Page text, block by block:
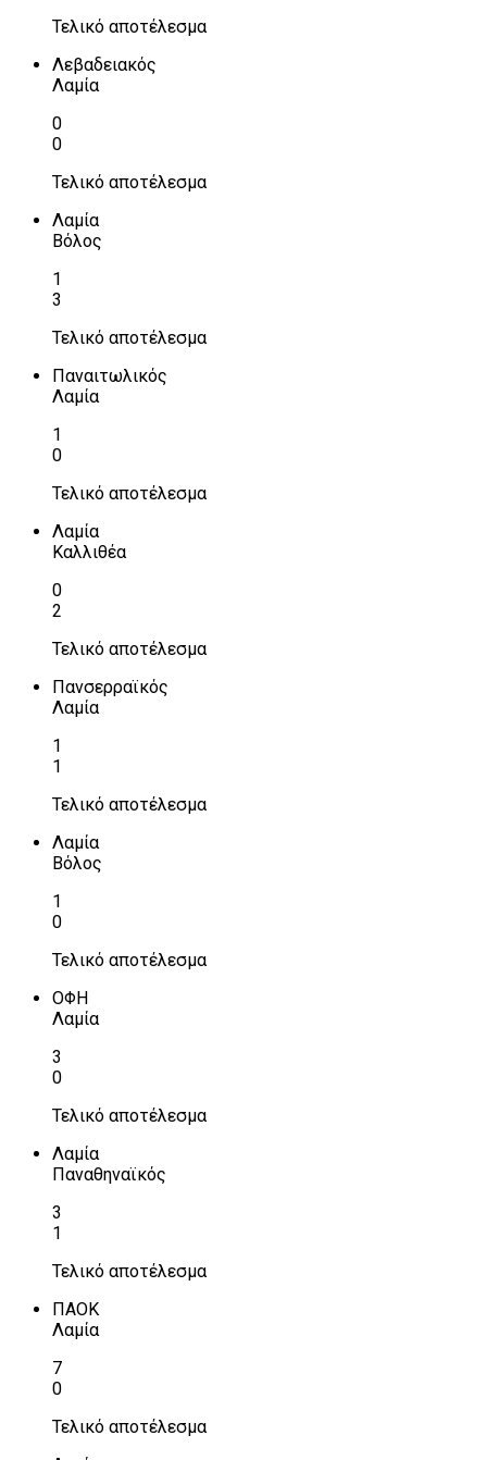
Τελικό αποτέλεσμα
Λεβαδειακός
Λαμία
0
0
Τελικό αποτέλεσμα
Λαμία
Βόλος
1
3
Τελικό αποτέλεσμα
Παναιτωλικός
Λαμία
1
0
Τελικό αποτέλεσμα
Λαμία
Καλλιθέα
0
2
Τελικό αποτέλεσμα
Πανσερραϊκός
Λαμία
1
1
Τελικό αποτέλεσμα
Λαμία
Βόλος
1
0
Τελικό αποτέλεσμα
ΟΦΗ
Λαμία
3
0
Τελικό αποτέλεσμα
Λαμία
Παναθηναϊκός
3
1
Τελικό αποτέλεσμα
ΠΑΟΚ
Λαμία
7
0
Τελικό αποτέλεσμα